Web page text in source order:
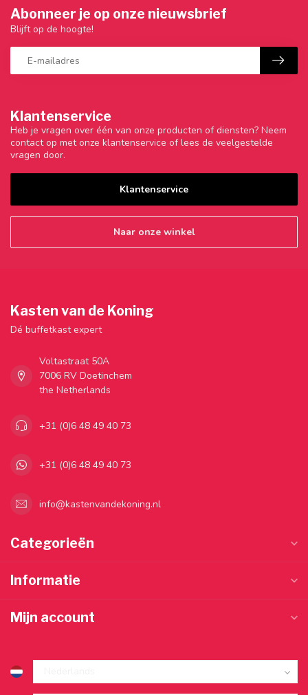
Klantenservice
Heb je vragen over één van onze producten of diensten? Neem
contact op met onze klantenservice of lees de veelgestelde
vragen door.
Klantenservice
Naar onze winkel
Abonneer je op onze nieuwsbrief
Blijft op de hoogte!
Kasten van de Koning
Dé buffetkast expert
Voltastraat 50A
7006 RV Doetinchem
the Netherlands
+31 (0)6 48 49 40 73
+31 (0)6 48 49 40 73
info@kastenvandekoning.nl
Categorieën
Informatie
Mijn account